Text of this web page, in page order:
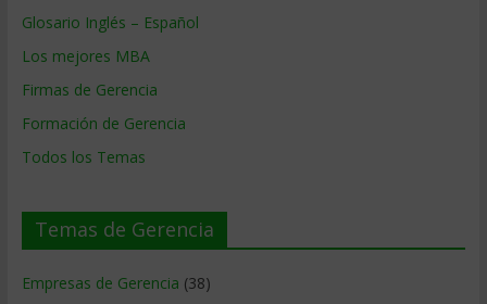
Glosario Inglés – Español
Los mejores MBA
Firmas de Gerencia
Formación de Gerencia
Todos los Temas
Temas de Gerencia
Empresas de Gerencia (38)